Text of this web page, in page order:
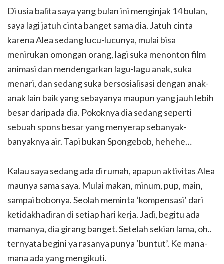
Di usia balita saya yang bulan ini menginjak 14 bulan,
saya lagi jatuh cinta banget sama dia. Jatuh cinta
karena Alea sedang lucu-lucunya, mulai bisa
menirukan omongan orang, lagi suka menonton film
animasi dan mendengarkan lagu-lagu anak, suka
menari, dan sedang suka bersosialisasi dengan anak-
anak lain baik yang sebayanya maupun yang jauh lebih
besar daripada dia. Pokoknya dia sedang seperti
sebuah spons besar yang menyerap sebanyak-
banyaknya air. Tapi bukan Spongebob, hehehe…
Kalau saya sedang ada di rumah, apapun aktivitas Alea
maunya sama saya. Mulai makan, minum, pup, main,
sampai bobonya. Seolah meminta ‘kompensasi’ dari
ketidakhadiran di setiap hari kerja. Jadi, begitu ada
mamanya, dia girang banget. Setelah sekian lama, oh..
ternyata begini ya rasanya punya ‘buntut’. Ke mana-
mana ada yang mengikuti.